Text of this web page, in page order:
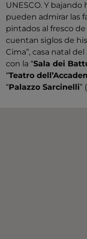
UNESCO. Y bajando
pueden admirar las
pintados al fresco
cuentan siglos de
Cima”, casa natal del
con la “Sala dei
“Teatro
“Palazzo Sarcinelli”